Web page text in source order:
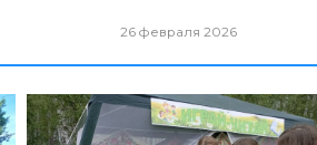
26 февраля 2026